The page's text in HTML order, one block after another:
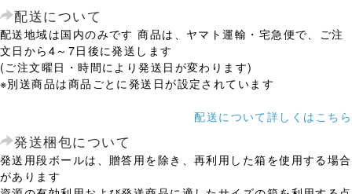
配送について
配送地域は国内のみです 商品は、ヤマト運輸・宅急便で、ご注
文日から4～7日後に発送します
(ご注文曜日・時間により発送日が変わります)
※別送商品は商品ごとに発送日が設定されています
配送について詳しくはこちら
発送梱包について
発送用段ボールは、贈答用を除き、再利用した箱を使用する場合
があります